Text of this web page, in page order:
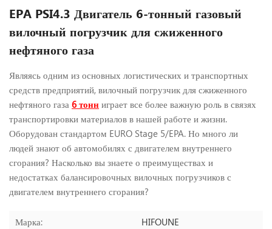
EPA PSI4.3 Двигатель 6-тонный газовый
вилочный погрузчик для сжиженного
нефтяного газа
Являясь одним из основных логистических и транспортных
средств предприятий, вилочный погрузчик для сжиженного
нефтяного газа 6 тонн играет все более важную роль в связях
транспортировки материалов в нашей работе и жизни.
Оборудован стандартом EURO Stage 5/EPA. Но много ли
людей знают об автомобилях с двигателем внутреннего
сгорания? Насколько вы знаете о преимуществах и
недостатках балансировочных вилочных погрузчиков с
двигателем внутреннего сгорания?
Марка: HIFOUNE